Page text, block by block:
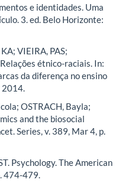
e identidades. Uma
3. ed. Belo Horizonte:
VIEIRA, PAS;
étnico-raciais. In:
da diferença no ensino
2014.
OSTRACH, Bayla;
and the biosocial
Series, v. 389, Mar 4, p.
Psychology. The American
474-479.